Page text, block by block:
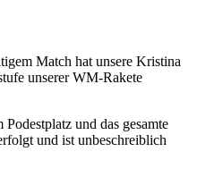
Match hat unsere Kristina
unserer WM-Rakete
und das gesamte
und ist unbeschreiblich